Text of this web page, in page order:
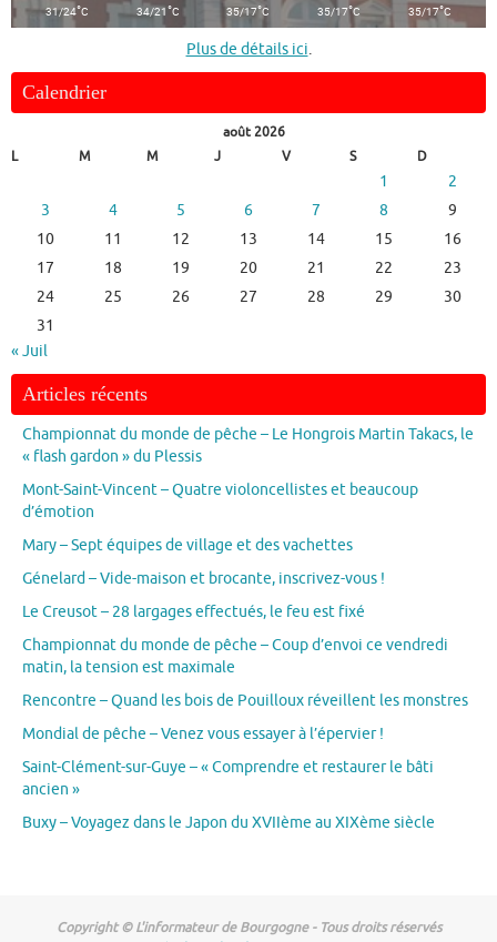
31/24°C 34/21°C 35/17°C 35/17°C 35/17°C
Plus de détails ici.
Calendrier
août 2026
L
M M J V S D
1
2
3
4 5 6 7 8
9
10
11 12 13 14 15
16
17
18 19 20 21 22
23
24
25 26 27 28 29
30
31
« Juil
Articles récents
Championnat du monde de pêche – Le Hongrois Martin Takacs, le
« flash gardon » du Plessis
Mont-Saint-Vincent – Quatre violoncellistes et beaucoup
d’émotion
Mary – Sept équipes de village et des vachettes
Génelard – Vide-maison et brocante, inscrivez-vous !
Le Creusot – 28 largages effectués, le feu est fixé
Championnat du monde de pêche – Coup d’envoi ce vendredi
matin, la tension est maximale
Rencontre – Quand les bois de Pouilloux réveillent les monstres
Mondial de pêche – Venez vous essayer à l’épervier !
Saint-Clément-sur-Guye – « Comprendre et restaurer le bâti
ancien »
Buxy – Voyagez dans le Japon du XVIIème au XIXème siècle
Copyright © L'informateur de Bourgogne - Tous droits réservés